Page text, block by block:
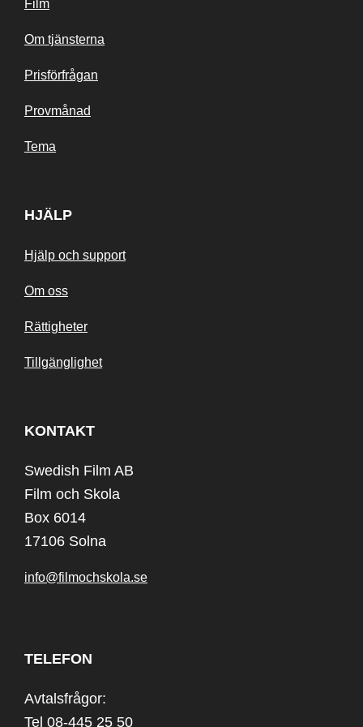
Film
Om tjänsterna
Prisförfrågan
Provmånad
Tema
HJÄLP
Hjälp och support
Om oss
Rättigheter
Tillgänglighet
KONTAKT
Swedish Film AB
Film och Skola
Box 6014
17106 Solna
info@filmochskola.se
TELEFON
Avtalsfrågor:
Tel 08-445 25 50